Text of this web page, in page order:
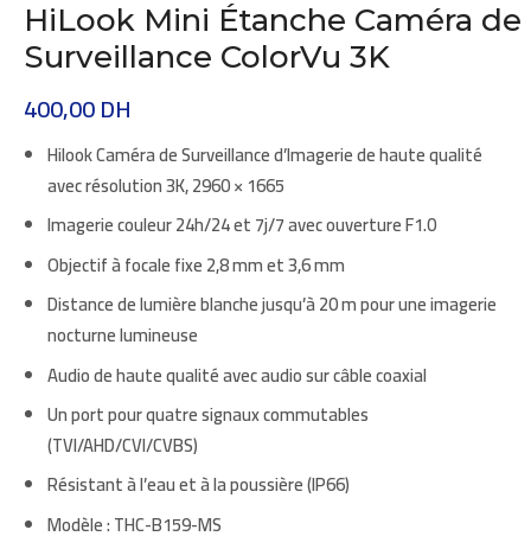
HiLook Mini Étanche Caméra de
Surveillance ColorVu 3K
400,00DH
Hilook Caméra de Surveillance d’Imagerie de haute qualité
avec résolution 3K, 2960 × 1665
Imagerie couleur 24h/24 et 7j/7 avec ouverture F1.0
Objectif à focale fixe 2,8 mm et 3,6 mm
Distance de lumière blanche jusqu’à 20 m pour une imagerie
nocturne lumineuse
Audio de haute qualité avec audio sur câble coaxial
Un port pour quatre signaux commutables
(TVI/AHD/CVI/CVBS)
Résistant à l’eau et à la poussière (IP66)
Modèle :THC-B159-MS